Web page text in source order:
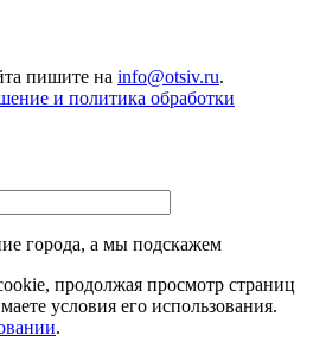
пишите на info@otsiv.ru.
и политика обработки
города, а мы подскажем
продолжая просмотр страниц
условия его использования.
.